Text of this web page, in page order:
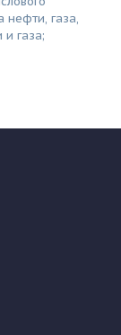
нефти, газа,
газа;